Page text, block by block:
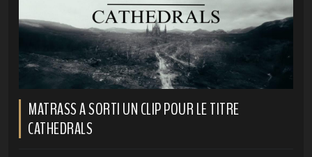
MATRASS A SORTI UN CLIP POUR LE TITRE
CATHEDRALS